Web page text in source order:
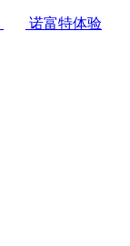
诺富特体验